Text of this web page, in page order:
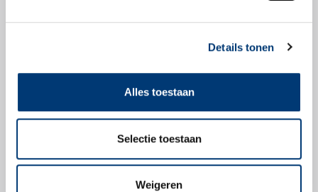
Details tonen
Alles toestaan
Selectie toestaan
Weigeren
Check snel of dit
product geschikt is
voor jouw voertuig.